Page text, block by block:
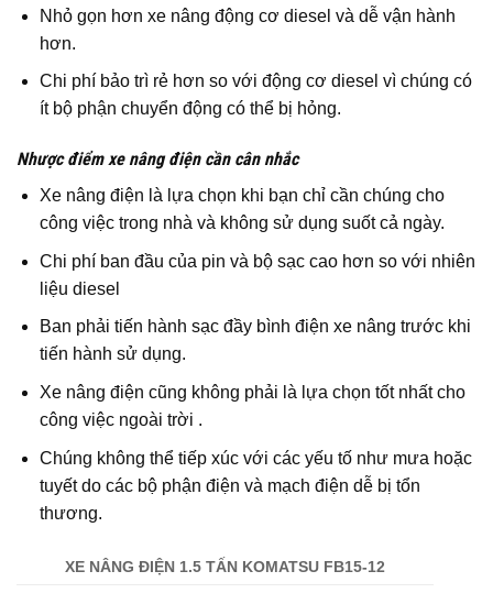
Nhỏ gọn hơn xe nâng động cơ diesel và dễ vận hành
hơn.
Chi phí bảo trì rẻ hơn so với động cơ diesel vì chúng có
ít bộ phận chuyển động có thể bị hỏng.
Nhược điểm xe nâng điện cần cân nhắc
Xe nâng điện là lựa chọn khi bạn chỉ cần chúng cho
công việc trong nhà và không sử dụng suốt cả ngày.
Chi phí ban đầu của pin và bộ sạc cao hơn so với nhiên
liệu diesel
Ban phải tiến hành sạc đầy bình điện xe nâng trước khi
tiến hành sử dụng.
Xe nâng điện cũng không phải là lựa chọn tốt nhất cho
công việc ngoài trời .
Chúng không thể tiếp xúc với các yếu tố như mưa hoặc
tuyết do các bộ phận điện và mạch điện dễ bị tổn
thương.
XE NÂNG ĐIỆN 1.5 TẤN KOMATSU FB15-12